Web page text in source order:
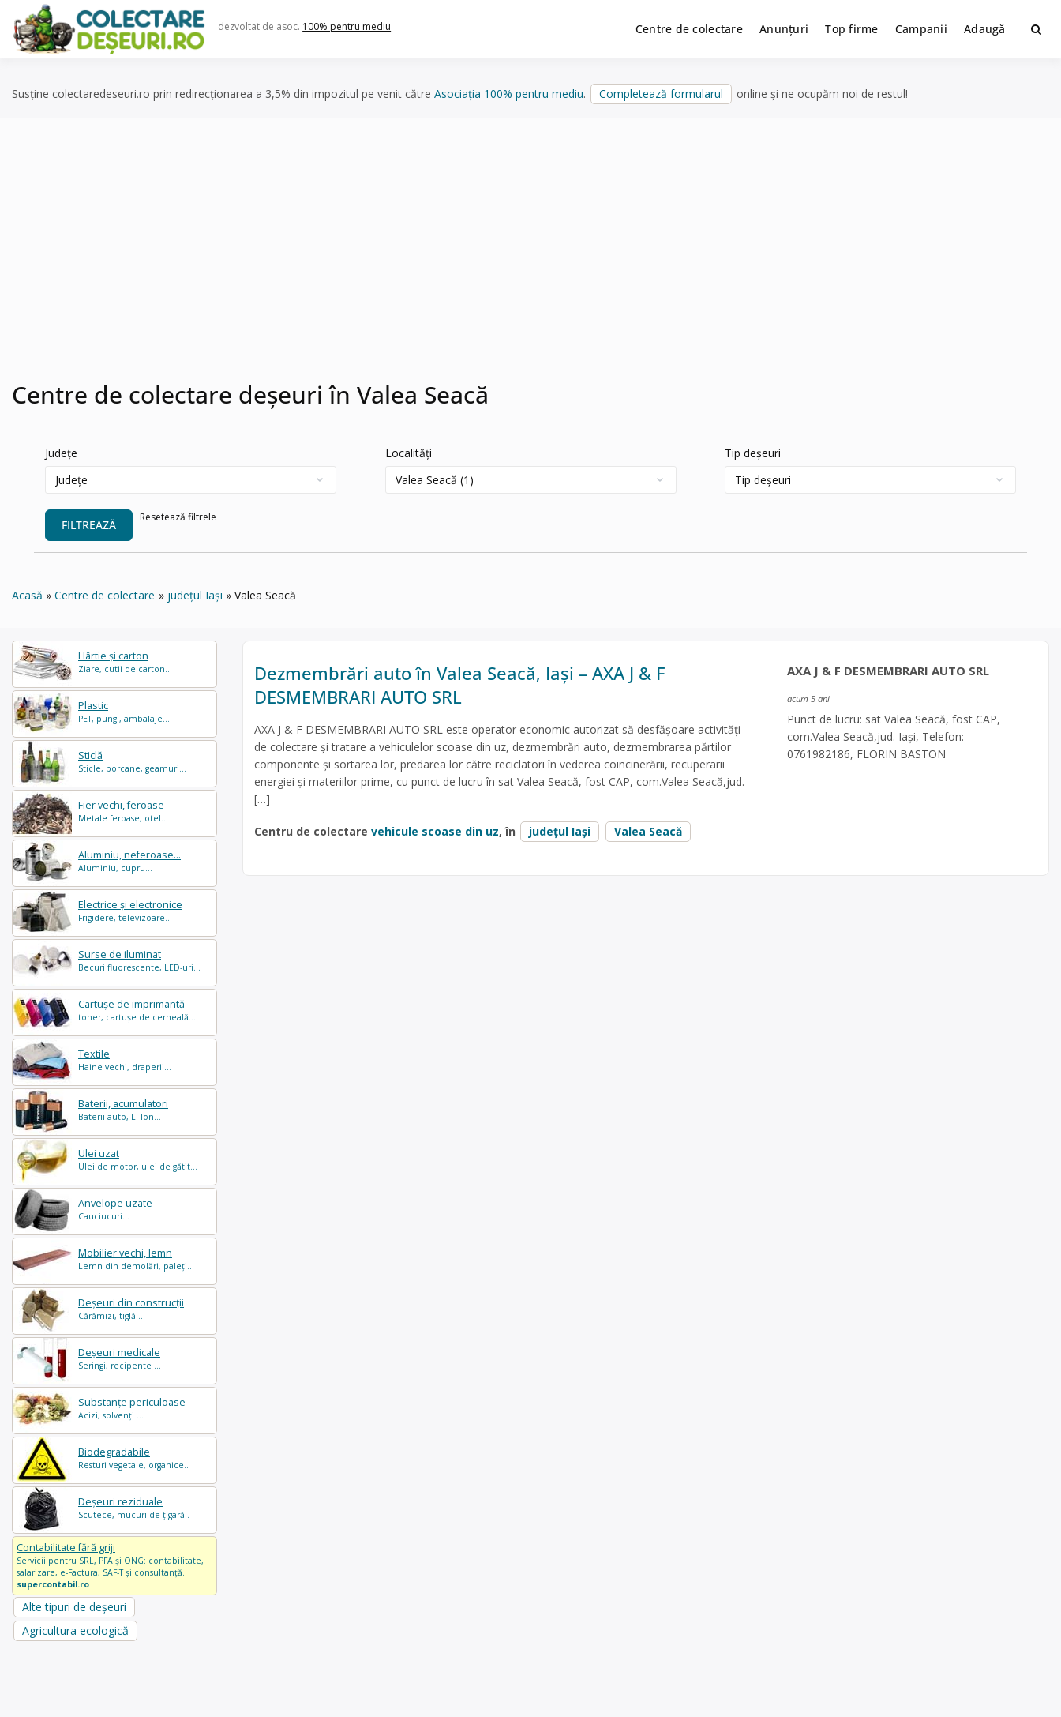
content
dezvoltat de asoc. 100% pentru mediu Centre de colectare Anunțuri Top firme Campanii Adaugă
Susține colectaredeseuri.ro prin redirecționarea a 3,5% din impozitul pe venit către Asociația 100% pentru mediu. Completează formularul online și ne ocupăm noi de restul!
Centre de colectare deșeuri în Valea Seacă
Județe Localități Tip deșeuri
FILTREAZĂ
Resetează filtrele
Acasă Centre de colectare județul Iași Valea Seacă
Hârtie și carton
Ziare, cutii de carton...
Plastic
PET, pungi, ambalaje...
Sticlă
Sticle, borcane, geamuri...
Fier vechi, feroase
Metale feroase, otel...
Aluminiu, neferoase...
Aluminiu, cupru...
Electrice și electronice
Frigidere, televizoare...
Surse de iluminat
Becuri fluorescente, LED-uri...
Cartușe de imprimantă
toner, cartușe de cerneală...
Textile
Haine vechi, draperii...
Baterii, acumulatori
Baterii auto, Li-Ion...
Ulei uzat
Ulei de motor, ulei de gătit...
Anvelope uzate
Cauciucuri...
Mobilier vechi, lemn
Lemn din demolări, paleți...
Deșeuri din construcții
Cărămizi, tiglă...
Deșeuri medicale
Seringi, recipente ...
Substanțe periculoase
Acizi, solvenți ...
Biodegradabile
Resturi vegetale, organice..
Deșeuri reziduale
Scutece, mucuri de țigară..
Contabilitate fără griji
Servicii pentru SRL, PFA și ONG: contabilitate,
salarizare, e-Factura, SAF-T și consultanță.
supercontabil.ro
Alte tipuri de deșeuri
Agricultura ecologică
Dezmembrări auto în Valea Seacă, Iași – AXA J & F
DESMEMBRARI AUTO SRL
AXA J & F DESMEMBRARI AUTO SRL este operator economic autorizat să desfăşoare activităţi
de colectare şi tratare a vehiculelor scoase din uz, dezmembrări auto, dezmembrarea părtilor
componente și sortarea lor, predarea lor către reciclatori în vederea coincinerării, recuperarii
energiei și materiilor prime, cu punct de lucru în sat Valea Seacă, fost CAP, com.Valea Seacă,jud.
[…]
Centru de colectare vehicule scoase din uz, în județul Iași Valea Seacă
AXA J & F DESMEMBRARI AUTO SRL
acum 5 ani
Punct de lucru: sat Valea Seacă, fost CAP,
com.Valea Seacă,jud. Iași, Telefon:
0761982186, FLORIN BASTON